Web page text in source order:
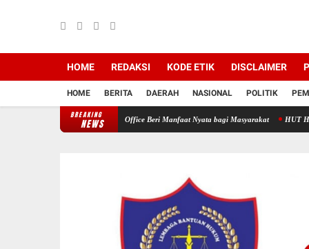
HOME REDAKSI KODE ETIK DISCLAIMER
HOME BERITA DAERAH NASIONAL POLITIK
BREAKING
NEWS
Medika Dan HNP Law Office Beri Manfaat Nyata bagi Masyarakat HUT HNP Law